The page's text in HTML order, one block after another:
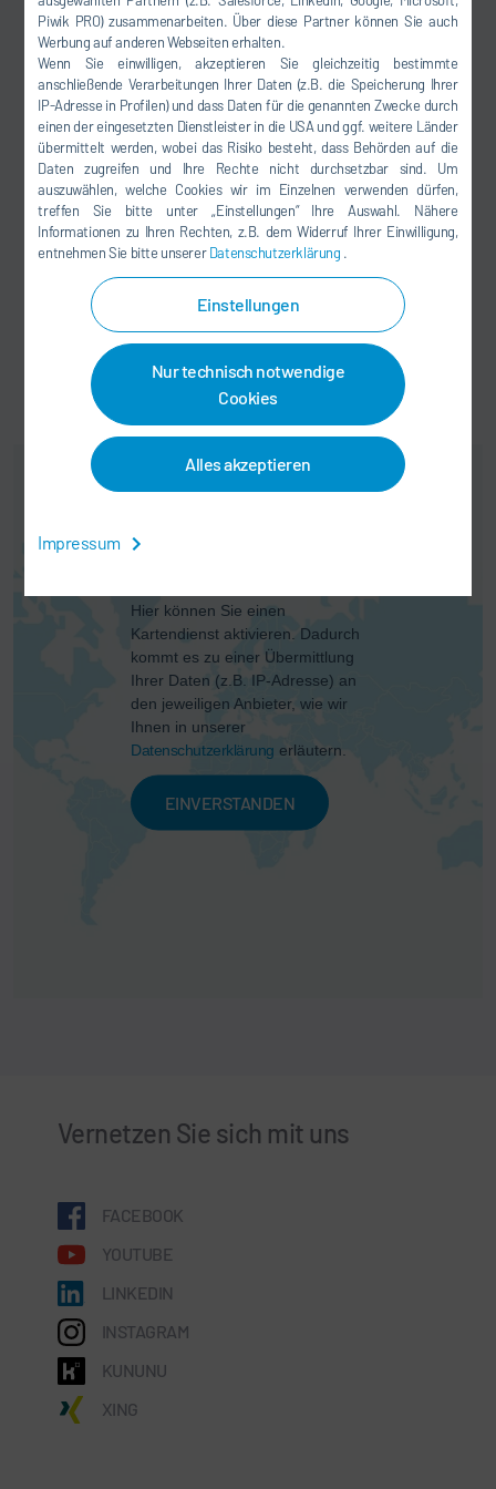
Piwik PRO) zusammenarbeiten. Über diese Partner können Sie auch
Werbung auf anderen Webseiten erhalten.
Wenn Sie einwilligen, akzeptieren Sie gleichzeitig bestimmte
anschließende Verarbeitungen Ihrer Daten (z.B. die Speicherung Ihrer
IP-Adresse in Profilen) und dass Daten für die genannten Zwecke durch
einen der eingesetzten Dienstleister in die USA und ggf. weitere Länder
übermittelt werden, wobei das Risiko besteht, dass Behörden auf die
Daten zugreifen und Ihre Rechte nicht durchsetzbar sind. Um
auszuwählen, welche Cookies wir im Einzelnen verwenden dürfen,
treffen Sie bitte unter „Einstellungen“ Ihre Auswahl. Nähere
Informationen zu Ihren Rechten, z.B. dem Widerruf Ihrer Einwilligung,
entnehmen Sie bitte unsererDatenschutzerklärung .
Einstellungen
Nur technisch notwendige
Cookies
Alles akzeptieren
Impressum
Dürr Großbritannien
Dürr Indien
Dürr Indonesien
Dürr Italien
Dürr Japan
Dürr Korea
Dürr Malaysia
Dürr Mexiko
Dürr Marokko
Dürr Polen
Dürr Saudi-Arabien
Dürr Spanien
Dürr Thailand
Dürr Türkei
Dürr USA
Dürr Vietnam
Hier können Sie einen
Kartendienst aktivieren. Dadurch
kommt es zu einer Übermittlung
Ihrer Daten (z.B. IP-Adresse) an
den jeweiligen Anbieter, wie wir
Ihnen in unserer
Datenschutzerklärung erläutern.
EINVERSTANDEN
Vernetzen Sie sich mit uns
FACEBOOK
YOUTUBE
LINKEDIN
INSTAGRAM
KUNUNU
XING